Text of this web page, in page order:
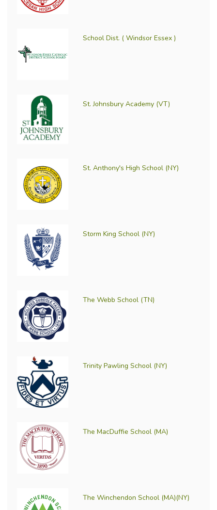
School Dist. ( Windsor Essex )
St. Johnsbury Academy (VT)
St. Anthony's High School (NY)
Storm King School (NY)
The Webb School (TN)
Trinity Pawling School (NY)
The MacDuffie School (MA)
The Winchendon School (MA)(NY)